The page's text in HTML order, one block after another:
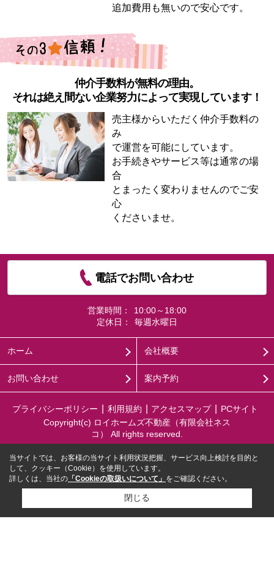
追加費用も無いので安心です。
仲介手数料が無料の理由。
それは絶え間ない企業努力によって実現しています！
売主様からいただく仲介手数料の
み
で運営を可能にしています。
お手続きやサービス等は通常の場
合
とまったく変わりませんのでご安
心
くださいませ。
電話でお問い合わせ
営業時間：
10:00～18:00
定休日：
毎週水曜日
ホーム 会社概要
お問い合わせ 案内予約
プライバシーポリシー 利用規約 アクセスマップ
PCサイト
Copyright(c) ロイホームズ不動産（有限会社ネス
コ） All rights reserved.
当サイトでは、お客様の当サイト利用状況把握、サービス向上検討を目的と
して、クッキー（Cookie）を使用しています。
詳しくは、当社の 「Cookieの取扱いについて」 をご確認ください。
閉じる